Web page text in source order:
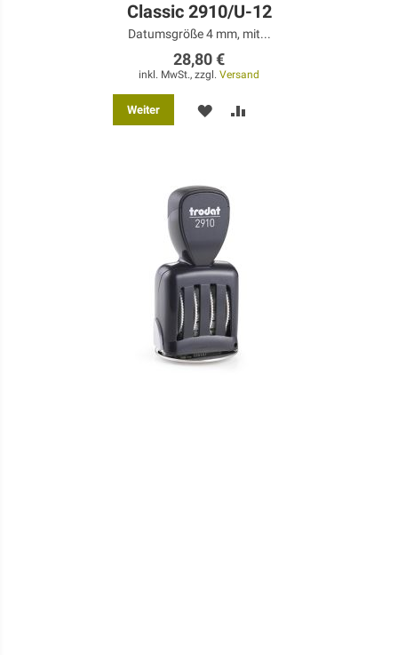
Classic 2910/U-12
Datumsgröße 4 mm, mit...
28,80 €
inkl. MwSt., zzgl. Versand
Weiter MERKEN